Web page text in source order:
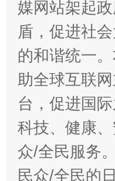
媒网站架起
盾，促进社
的和谐统一
助全球互联
台，促进国
科技、健康
众/全民服务
民众/全民的